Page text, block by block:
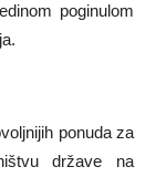
poginulom
ponuda za
države na